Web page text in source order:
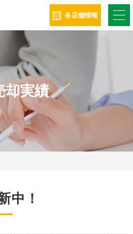
各店舗情報
却実績
中！